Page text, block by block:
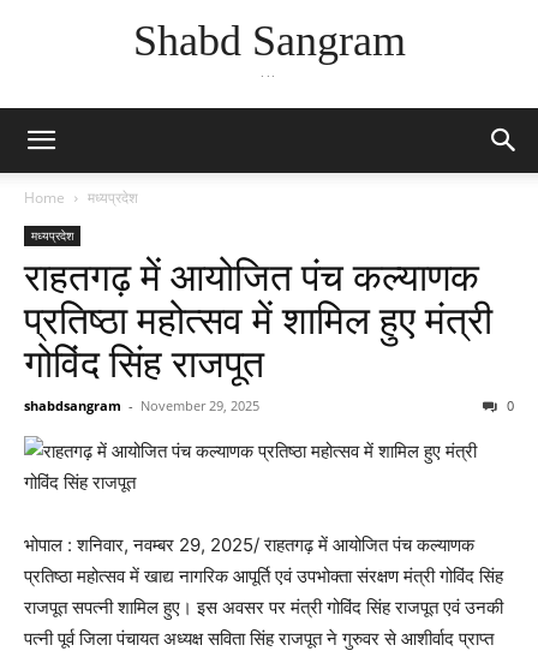
Shabd Sangram
Home मध्यप्रदेश
मध्यप्रदेश
राहतगढ़ में आयोजित पंच कल्याणक
प्रतिष्ठा महोत्सव में शामिल हुए मंत्री
गोविंद सिंह राजपूत
shabdsangram - November 29, 2025 0
भोपाल : शनिवार, नवम्बर 29, 2025/ राहतगढ़ में आयोजित पंच कल्याणक
प्रतिष्ठा महोत्सव में खाद्य नागरिक आपूर्ति एवं उपभोक्ता संरक्षण मंत्री गोविंद सिंह
राजपूत सपत्नी शामिल हुए। इस अवसर पर मंत्री गोविंद सिंह राजपूत एवं उनकी
पत्नी पूर्व जिला पंचायत अध्यक्ष सविता सिंह राजपूत ने गुरुवर से आशीर्वाद प्राप्त